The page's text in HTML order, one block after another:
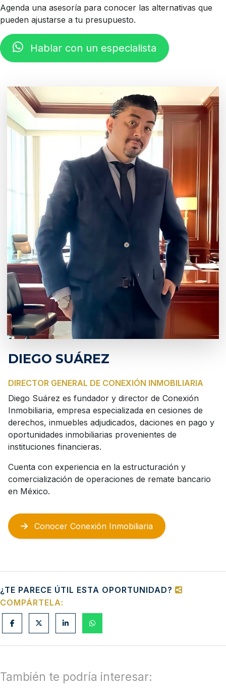
Agenda una asesoría para conocer las alternativas que
pueden ajustarse a tu presupuesto.
Hablar con un especialista
DIEGO SUÁREZ
DIRECTOR GENERAL DE CONEXIÓN INMOBILIARIA
Diego Suárez es fundador y director de Conexión
Inmobiliaria, empresa especializada en cesiones de
derechos, inmuebles adjudicados, daciones en pago y
oportunidades inmobiliarias provenientes de
instituciones financieras.
Cuenta con experiencia en la estructuración y
comercialización de operaciones de remate bancario
en México.
Conocer Conexión Inmobiliaria
¿TE PARECE ÚTIL ESTA OPORTUNIDAD?
COMPÁRTELA:
También te podría interesar: